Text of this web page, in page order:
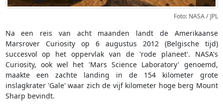
Foto: NASA / JPL
Na een reis van acht maanden landt de Amerikaanse
Marsrover Curiosity op 6 augustus 2012 (Belgische tijd)
succesvol op het oppervlak van de 'rode planeet'. NASA's
Curiosity, ook wel het 'Mars Science Laboratory' genoemd,
maakte een zachte landing in de 154 kilometer grote
inslagkrater 'Gale' waar zich de vijf kilometer hoge berg Mount
Sharp bevindt.